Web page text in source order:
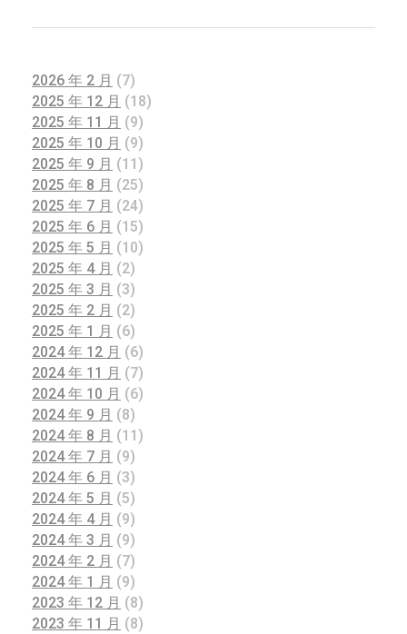
2026 年 2 月 (7)
2025 年 12 月 (18)
2025 年 11 月 (9)
2025 年 10 月 (9)
2025 年 9 月 (11)
2025 年 8 月 (25)
2025 年 7 月 (24)
2025 年 6 月 (15)
2025 年 5 月 (10)
2025 年 4 月 (2)
2025 年 3 月 (3)
2025 年 2 月 (2)
2025 年 1 月 (6)
2024 年 12 月 (6)
2024 年 11 月 (7)
2024 年 10 月 (6)
2024 年 9 月 (8)
2024 年 8 月 (11)
2024 年 7 月 (9)
2024 年 6 月 (3)
2024 年 5 月 (5)
2024 年 4 月 (9)
2024 年 3 月 (9)
2024 年 2 月 (7)
2024 年 1 月 (9)
2023 年 12 月 (8)
2023 年 11 月 (8)